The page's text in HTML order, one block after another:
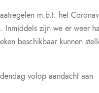
m.b.t. het
Inmiddels zijn we er weer
beschikbaar kunnen
volop aandacht aan